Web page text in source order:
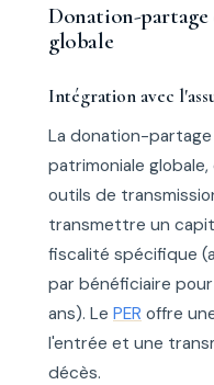
Donation-
globale
Intégration avec
La donation-
patrimoniale
outils de
transmettre un
fiscalité spécifique
par bénéficiaire
ans). Le PER offre
l'entrée et une
décès.